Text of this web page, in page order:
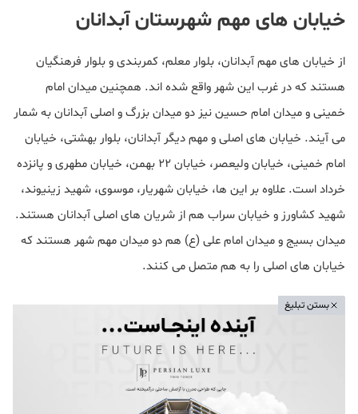
خیابان های مهم شهرستان آبدانان
از خیابان های مهم آبدانان، بلوار معلم، کمربندی و بلوار فرهنگیان
هستند که در غرب این شهر واقع شده اند. همچنین میدان امام
خمینی و میدان امام حسین نیز دو میدان بزرگ و اصلی آبدانان به شمار
می آیند. خیابان های اصلی و مهم دیگر آبدانان، بلوار بهشتی، خیابان
امام خمینی، خیابان ولیعصر، خیابان 22 بهمن، خیابان مطهری و پانزده
خرداد است. علاوه بر این ها، خیابان شهریار، موسوی، شهید زینیوند،
شهید کشاورز و خیابان سراب هم از شریان های اصلی آبدانان هستند.
میدان بسیج و میدان امام علی (ع) هم دو میدان مهم شهر هستند که
خیابان های اصلی را به هم متصل می کنند.
بستن تبلیغ